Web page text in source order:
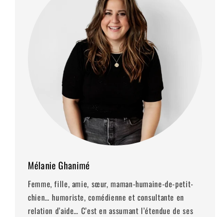
Mélanie Ghanimé
Femme, fille, amie, sœur, maman-humaine-de-petit-
chien… humoriste, comédienne et consultante en
relation d’aide… C’est en assumant l’étendue de ses